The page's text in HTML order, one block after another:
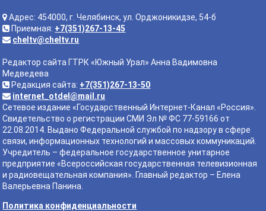
Адрес: 454000, г. Челябинск, ул. Орджоникидзе, 54-б
Приемная: +7(351)267-13-45
cheltv@cheltv.ru
Редактор сайта ГТРК «Южный Урал» Анна Вадимовна
Медведева
Редакция сайта: +7(351)267-13-50
internet_otdel@mail.ru
Сетевое издание «Государственный Интернет-Канал «Россия».
Свидетельство о регистрации СМИ Эл № ФС 77-59166 от
22.08.2014. Выдано Федеральной службой по надзору в сфере
связи, информационных технологий и массовых коммуникаций.
Учредитель – федеральное государственное унитарное
предприятие «Всероссийская государственная телевизионная
и радиовещательная компания». Главный редактор – Елена
Валерьевна Панина.
Политика конфиденциальности